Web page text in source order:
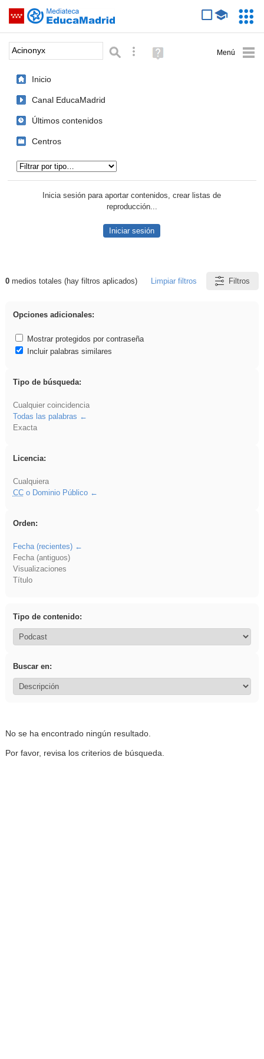
Saltar navegación
Palabra o frase: Búsqueda avanzada
Ayuda
(en
Inicio
Canal EducaMadrid
Últimos contenidos
Centros
Inicia sesión para aportar contenidos, crear listas de
reproducción...
Iniciar sesión
Resultados de: Acinonyx
0medios totales (hay filtros aplicados) Limpiar filtros Filtros
Opciones adicionales:
Mostrar protegidos por contraseña
Incluir palabras similares
Tipo de búsqueda:
Cualquier coincidencia
Todas las palabras
Exacta
Licencia:
Cualquiera
CCo Dominio Público
Orden:
Fecha (recientes)
Fecha (antiguos)
Visualizaciones
Título
Tipo de contenido:
Buscar en:
No se ha encontrado ningún resultado.
Por favor, revisa los criterios de búsqueda.